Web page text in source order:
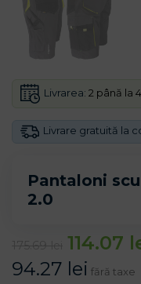
Pantaloni
2.0
Livrare gratuită la
Livrarea: 2 până la
114.07
94.27 lei fără taxe